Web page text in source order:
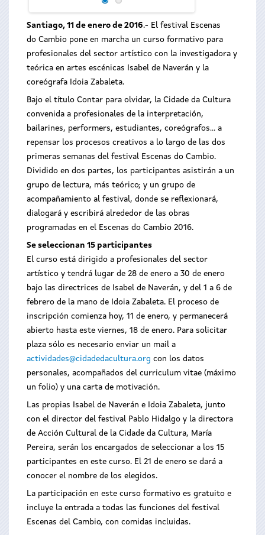
Santiago, 11 de enero de 2016.- El festival Escenas
do Cambio pone en marcha un curso formativo para
profesionales del sector artístico con la investigadora y
teórica en artes escénicas Isabel de Naverán y la
coreógrafa Idoia Zabaleta.
Bajo el título Contar para olvidar, la Cidade da Cultura
convenida a profesionales de la interpretación,
bailarines, performers, estudiantes, coreógrafos... a
repensar los procesos creativos a lo largo de las dos
primeras semanas del festival Escenas do Cambio.
Dividido en dos partes, los participantes asistirán a un
grupo de lectura, más teórico; y un grupo de
acompañamiento al festival, donde se reflexionará,
dialogará y escribirá alrededor de las obras
programadas en el Escenas do Cambio 2016.
Se seleccionan 15 participantes
El curso está dirigido a profesionales del sector
artístico y tendrá lugar de 28 de enero a 30 de enero
bajo las directrices de Isabel de Naverán, y del 1 a 6 de
febrero de la mano de Idoia Zabaleta. El proceso de
inscripción comienza hoy, 11 de enero, y permanecerá
abierto hasta este viernes, 18 de enero. Para solicitar
plaza sólo es necesario enviar un mail a
actividades@cidadedacultura.org con los datos
personales, acompañados del curriculum vitae (máximo
un folio) y una carta de motivación.
Las propias Isabel de Naverán e Idoia Zabaleta, junto
con el director del festival Pablo Hidalgo y la directora
de Acción Cultural de la Cidade da Cultura, María
Pereira, serán los encargados de seleccionar a los 15
participantes en este curso. El 21 de enero se dará a
conocer el nombre de los elegidos.
La participación en este curso formativo es gratuito e
incluye la entrada a todas las funciones del festival
Escenas del Cambio, con comidas incluidas.